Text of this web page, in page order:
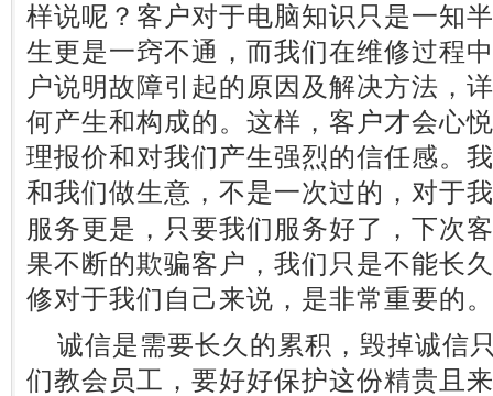
样说呢？客户对于电脑知识只是一知
生更是一窍不通，而我们在维修过程
户说明故障引起的原因及解决方法，
何产生和构成的。这样，客户才会心
理报价和对我们产生强烈的信任感。
和我们做生意，不是一次过的，对于
服务更是，只要我们服务好了，下次
果不断的欺骗客户，我们只是不能长
修对于我们自己来说，是非常重要的。
诚信是需要长久的累积，毁掉诚信
们教会员工，要好好保护这份精贵且